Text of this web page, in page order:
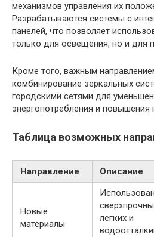
механизмов управления их
Разрабатываются системы с
панелей, что позволяет
только для освещения, но и для
Кроме того, важным
комбинирование зеркальных
городскими сетями для
энергопотребления и повышения
Таблица возможных
Направление Описание
Новые
материалы
легких и